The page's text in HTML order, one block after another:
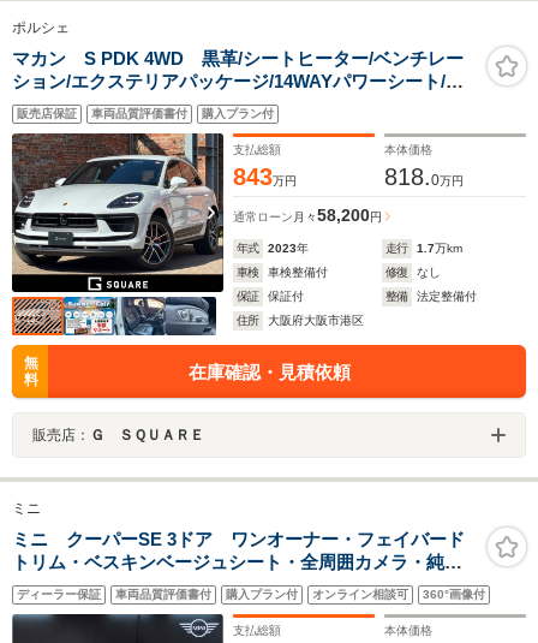
ポルシェ
マカン S PDK 4WD 黒革/シートヒーター/ベンチレー
ション/エクステリアパッケージ/14WAYパワーシート/パ
ワステプラス/プライバシーガラス/電動リアゲート/全方位
カメラ/純正ナビ/
販売店保証 車両品質評価書付 購入プラン付
支払総額
843万円
本体価格
818.0万円
通常ローン 月々58,200円
年式 2023年 走行 1.7万km
車検
車検整備付 修復
なし
保証
保証付 整備
法定整備付
住所
大阪府大阪市港区
無
料
在庫確認・見積依頼
販売店： Ｇ ＳＱＵＡＲＥ
ミニ
ミニ クーパーSE 3ドア ワンオーナー・フェイバード
トリム・ベスキンベージュシート・全周囲カメラ・純正
ナビ・PDC・アクティブクルーズコントロール・ドライ
ブアシスト・パーキングアシスト・シートヒーター・ス
テアリングヒーター
ディーラー保証 車両品質評価書付 購入プラン付 オンライン相談可 360°画像付
支払総額 本体価格